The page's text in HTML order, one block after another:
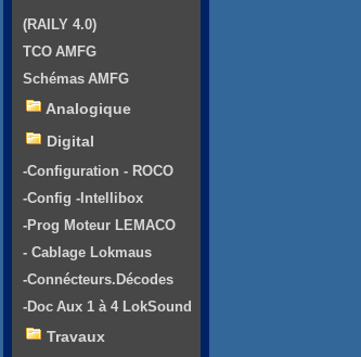
(RAILY 4.0)
TCO AMFG
Schémas AMFG
Analogique
Digital
-Configuration - ROCO
-Config -Intellibox
-Prog Moteur LEMACO
- Cablage Lokmaus
-Connécteurs.Décodes
-Doc Aux 1 à 4 LokSound
Travaux